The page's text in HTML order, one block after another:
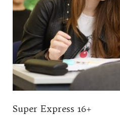
Super Express 16+